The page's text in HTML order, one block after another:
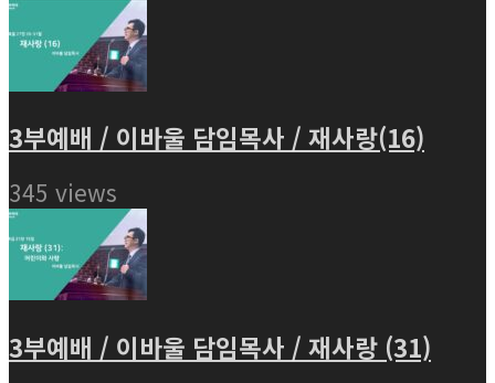
3부예배 / 이바울 담임목사 / 재사랑(16)
345 views
3부예배 / 이바울 담임목사 / 재사랑 (31)